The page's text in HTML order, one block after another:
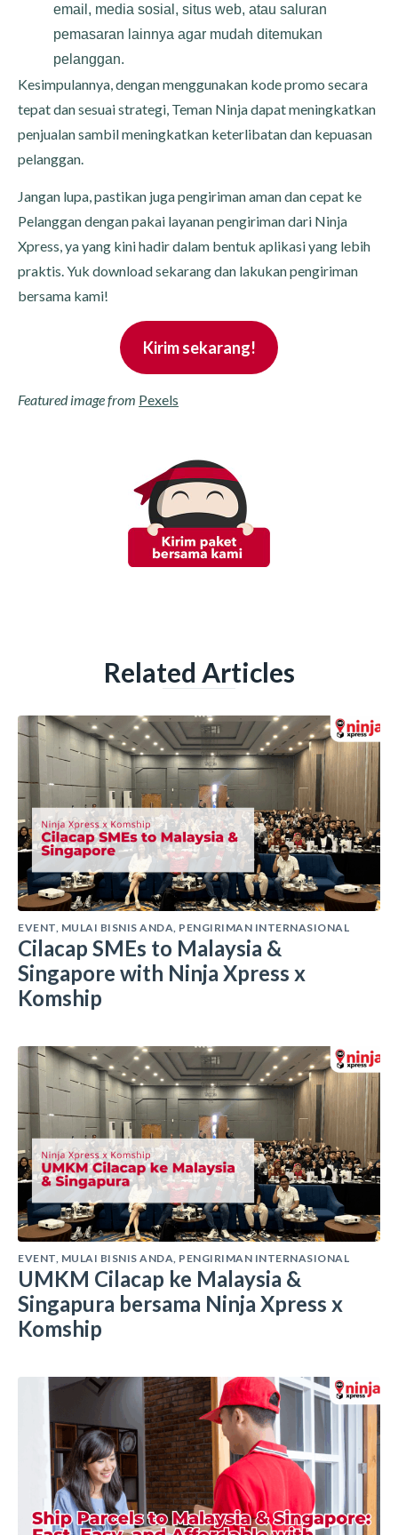
email, media sosial, situs web, atau saluran
pemasaran lainnya agar mudah ditemukan
pelanggan.
Kesimpulannya, dengan menggunakan kode promo secara
tepat dan sesuai strategi, Teman Ninja dapat meningkatkan
penjualan sambil meningkatkan keterlibatan dan kepuasan
pelanggan.
Jangan lupa, pastikan juga pengiriman aman dan cepat ke
Pelanggan dengan pakai layanan pengiriman dari Ninja
Xpress, ya yang kini hadir dalam bentuk aplikasi yang lebih
praktis. Yuk download sekarang dan lakukan pengiriman
bersama kami!
Kirim sekarang!
Featured image from Pexels
Related Articles
EVENT, MULAI BISNIS ANDA, PENGIRIMAN INTERNASIONAL
Cilacap SMEs to Malaysia &
Singapore with Ninja Xpress x
Komship
EVENT, MULAI BISNIS ANDA, PENGIRIMAN INTERNASIONAL
UMKM Cilacap ke Malaysia &
Singapura bersama Ninja Xpress x
Komship